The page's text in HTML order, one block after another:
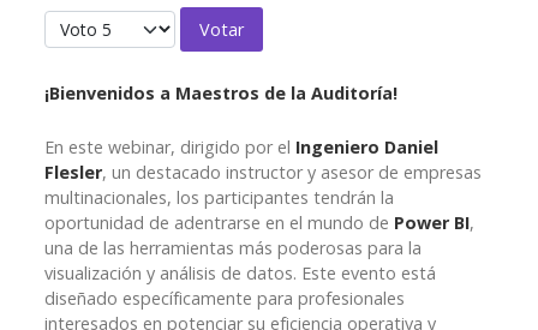
Ratio:5/5
Por favor, vote
¡Bienvenidos a Maestros de la Auditoría!
En este webinar, dirigido por el Ingeniero Daniel
Flesler, un destacado instructor y asesor de empresas
multinacionales, los participantes tendrán la
oportunidad de adentrarse en el mundo de Power BI,
una de las herramientas más poderosas para la
visualización y análisis de datos. Este evento está
diseñado específicamente para profesionales
interesados en potenciar su eficiencia operativa y